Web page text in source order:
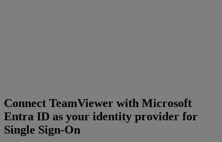
Connect TeamViewer with Microsoft
Entra ID as your identity provider for
Single Sign-On